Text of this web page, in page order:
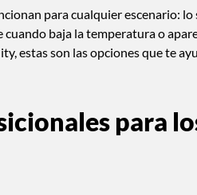
para cualquier escenario:
cuando baja la temperatura o
estas son las opciones que te
para